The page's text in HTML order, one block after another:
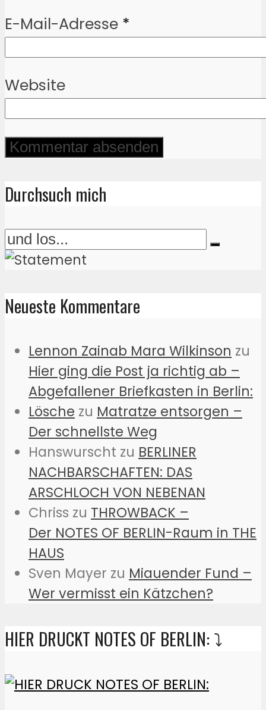
E-Mail-Adresse *
Website
Durchsuch mich
Neueste Kommentare
Lennon Zainab Mara Wilkinson zu
Hier ging die Post ja richtig ab –
Abgefallener Briefkasten in Berlin:
Lösche zu Matratze entsorgen –
Der schnellste Weg
Hanswurscht zu BERLINER
NACHBARSCHAFTEN: DAS
ARSCHLOCH VON NEBENAN
Chriss zu THROWBACK –
Der NOTES OF BERLIN-Raum in THE
HAUS
Sven Mayer zu Miauender Fund –
Wer vermisst ein Kätzchen?
HIER DRUCKT NOTES OF BERLIN: ⤵️